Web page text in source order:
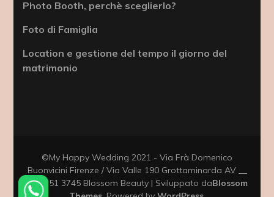
Photo Booth, perchè sceglierlo?
Foto di Famiglia
Location e gestione del tempo il giorno del
matrimonio
©My Happy Wedding 2021 - Via Frà Domenico
Buonvicini Firenze / Via Valle 190 Grottaminarda AV __
333 351 3745 Blossom Beauty | Sviluppato daBlossom